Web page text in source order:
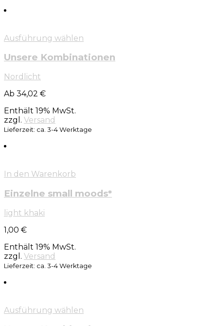
Ausführung wählen
Unsere Kombinationen
Nordlicht
Ab 34,02 €
Enthält 19% MwSt.
zzgl. Versand
Lieferzeit: ca. 3-4 Werktage
In den Warenkorb
Einzelne small moods*
light khaki
1,00 €
Enthält 19% MwSt.
zzgl. Versand
Lieferzeit: ca. 3-4 Werktage
Ausführung wählen